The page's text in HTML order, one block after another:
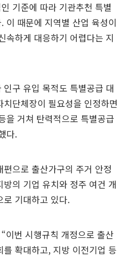
기준에 따라 기관추천 특별
이 때문에 지역별 산업 육성이
속하게 대응하기 어렵다는 지
구 유입 목적도 특별공급 대
단체장이 필요성을 인정하면
을 거쳐 탄력적으로 특별공급
다.
으로 출산가구의 주거 안정
의 기업 유치와 정주 여건 개
로 기대하고 있다.
이번 시행규칙 개정으로 출산
확대하고, 지방 이전기업 등